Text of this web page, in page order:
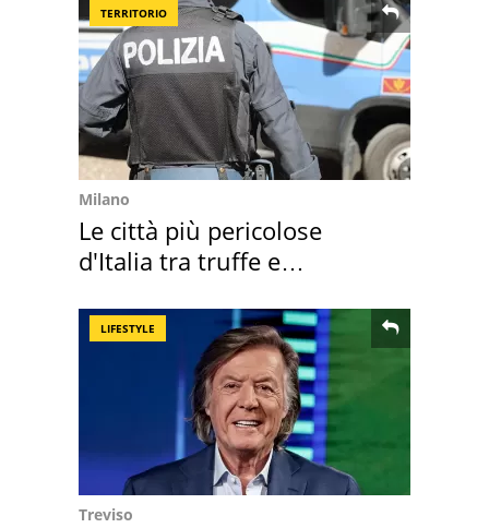
TERRITORIO
Milano
Le città più pericolose
d'Italia tra truffe e
LIFESTYLE
Treviso